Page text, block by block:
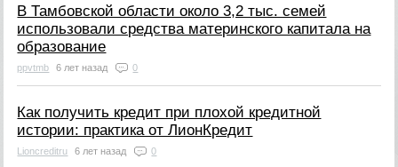
В Тамбовской области около 3,2 тыс. семей
использовали средства материнского капитала на
образование
ppvtmb 6 лет назад 0
Как получить кредит при плохой кредитной
истории: практика от ЛионКредит
Lioncreditru 6 лет назад 0